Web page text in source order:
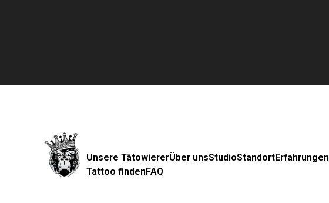
Unsere TätowiererÜber unsStudioStandortErfahrungen
Tattoo findenFAQ